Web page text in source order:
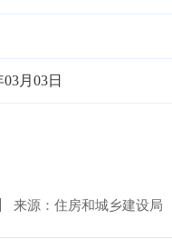
03月03日
来源：住房和城乡建设局